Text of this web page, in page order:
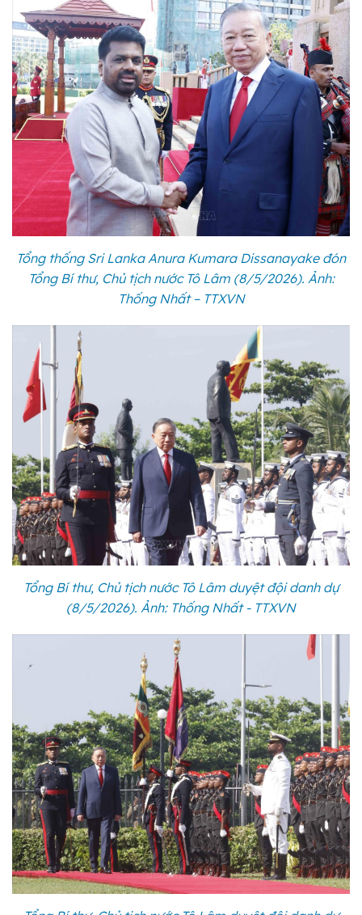
Tổng thống Sri Lanka Anura Kumara Dissanayake đón
Tổng Bí thư, Chủ tịch nước Tô Lâm (8/5/2026). Ảnh:
Thống Nhất – TTXVN
Tổng Bí thư, Chủ tịch nước Tô Lâm duyệt đội danh dự
(8/5/2026). Ảnh: Thống Nhất - TTXVN